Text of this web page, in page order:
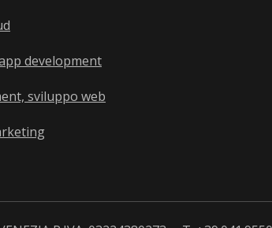
development
sviluppo web